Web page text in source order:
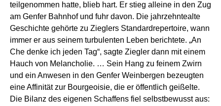
teilgenommen hatte, blieb hart. Er stieg alleine in den Zug
am Genfer Bahnhof und fuhr davon. Die jahrzehntealte
Geschichte gehörte zu Zieglers Standardrepertoire, wann
immer er aus seinem turbulenten Leben berichtete. „An
Che denke ich jeden Tag“, sagte Ziegler dann mit einem
Hauch von Melancholie. … Sein Hang zu feinem Zwirn
und ein Anwesen in den Genfer Weinbergen bezeugten
eine Affinität zur Bourgeoisie, die er öffentlich geißelte.
Die Bilanz des eigenen Schaffens fiel selbstbewusst aus: